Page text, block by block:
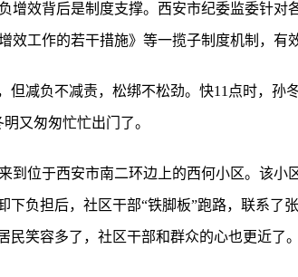
增效背后是制度支撑。西安市纪委监委针
效工作的若干措施》等一揽子制度机制，有
但减负不减责，松绑不松劲。快11点时，
又匆匆忙忙出门了。
到位于西安市南二环边上的西何小区。该小
下负担后，社区干部“铁脚板”跑路，联系
民笑容多了，社区干部和群众的心也更近了。